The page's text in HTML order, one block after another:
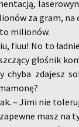
za gram, na
mi­lio­nów.
fiuu! No to
gło­śnik
chyba zda­jesz
– Jimi nie
masz na